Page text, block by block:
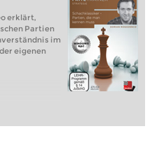
erklärt,
Partien
im
eigenen